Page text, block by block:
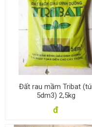
Đất rau mầm Tribat (túi
5dm3) 2,5kg
đ